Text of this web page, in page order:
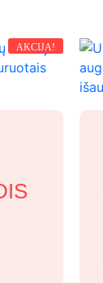
AKCIJA!